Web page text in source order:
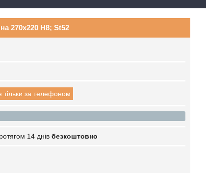
270x220 H8; St52
за телефоном
14 днів безкоштовно